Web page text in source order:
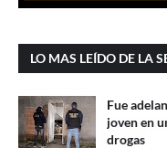
LO MAS LEÍDO DE LA
Fue
joven en
drogas